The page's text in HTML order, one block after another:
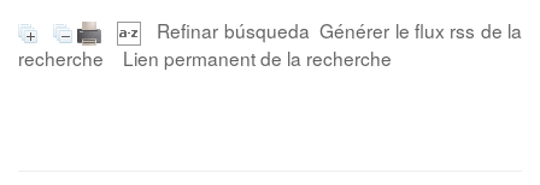
Refinar búsqueda Générer le flux rss de la
recherche
Lien permanent de la recherche